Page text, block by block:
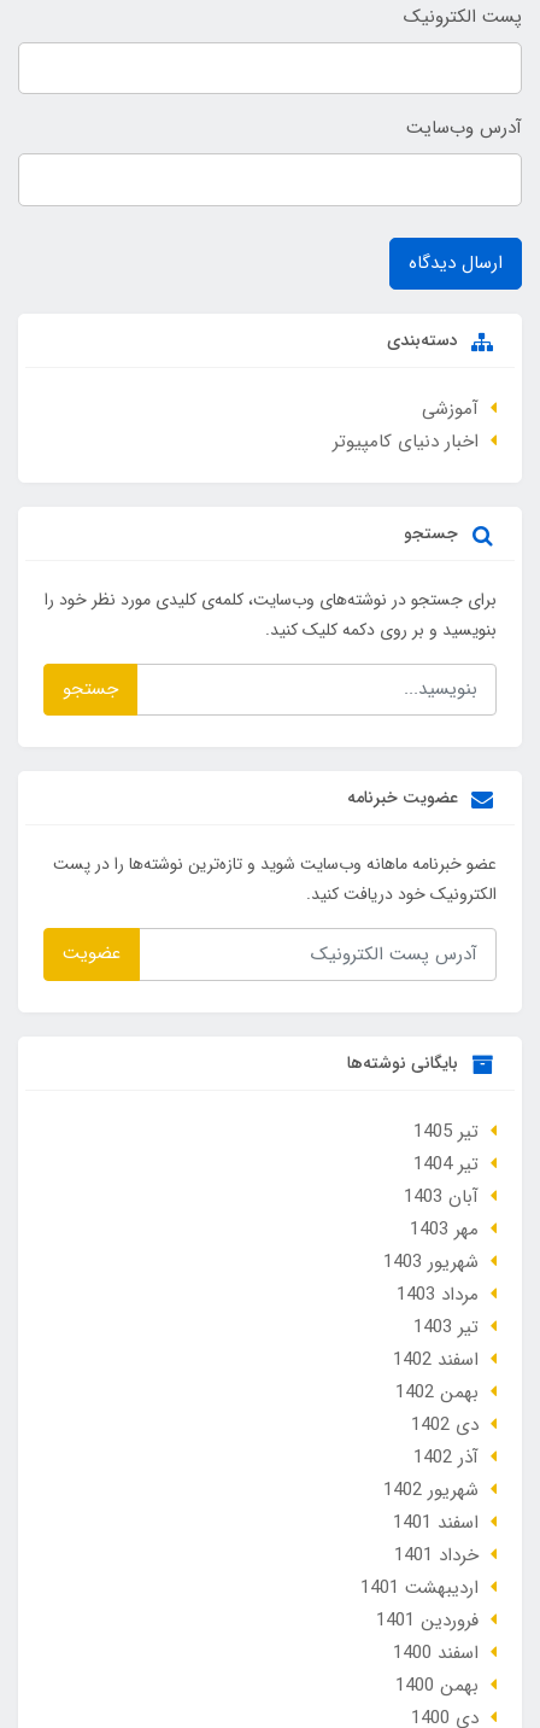
پست الکترونیک
آدرس وب‌سایت
ارسال دیدگاه
دسته‌بندی
آموزشی
اخبار دنیای کامپیوتر
جستجو
برای جستجو در نوشته‌های وب‌سایت، کلمه‌ی کلیدی مورد نظر خود را
بنویسید و بر روی دکمه کلیک کنید.
جستجو
عضویت خبرنامه
عضو خبرنامه ماهانه وب‌سایت شوید و تازه‌ترین نوشته‌ها را در پست
الکترونیک خود دریافت کنید.
عضویت
بایگانی نوشته‌ها
تير 1405
تير 1404
آبان 1403
مهر 1403
شهریور 1403
مرداد 1403
تير 1403
اسفند 1402
بهمن 1402
دی 1402
آذر 1402
شهریور 1402
اسفند 1401
خرداد 1401
ارديبهشت 1401
فروردین 1401
اسفند 1400
بهمن 1400
دی 1400